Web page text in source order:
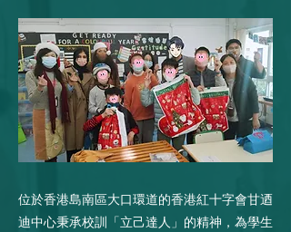
位於香港島南區大口環道的香港紅十字會甘迺
迪中心秉承校訓「立己達人」的精神，為學生